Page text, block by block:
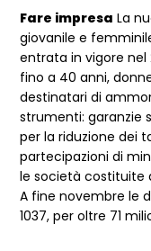
Fare impresa La
giovanile e
entrata in vigore nel
fino a 40 anni,
destinatari di
strumenti: garanzie
per la riduzione dei
partecipazioni di
le società costituite
A fine novembre le
1037, per oltre 71